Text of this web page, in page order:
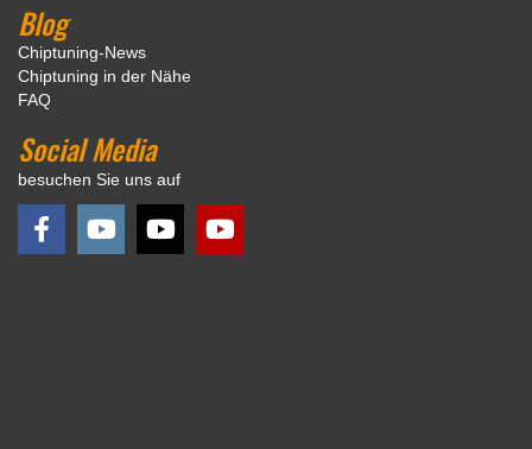
Blog
Chiptuning-News
Chiptuning in der Nähe
FAQ
Social Media
besuchen Sie uns auf